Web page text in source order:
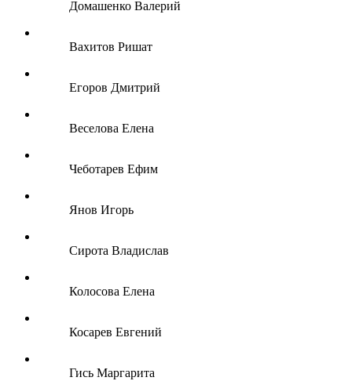
Домашенко Валерий
Вахитов Ришат
Егоров Дмитрий
Веселова Елена
Чеботарев Ефим
Янов Игорь
Сирота Владислав
Колосова Елена
Косарев Евгений
Гись Маргарита